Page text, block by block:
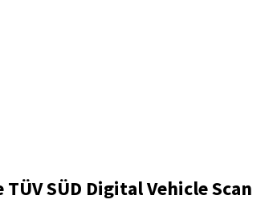
SÜD Digital Vehicle Scan